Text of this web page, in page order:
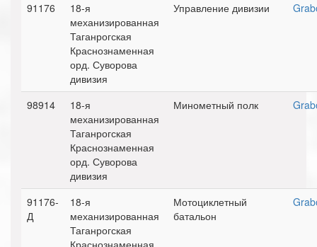
91176
18-я
механизированная
Таганрогская
Краснознаменная
орд. Суворова
дивизия
Управление дивизии
98914
18-я
механизированная
Таганрогская
Краснознаменная
орд. Суворова
дивизия
Минометный полк
91176-
Д
18-я
механизированная
Таганрогская
Краснознаменная
Мотоциклетный
батальон